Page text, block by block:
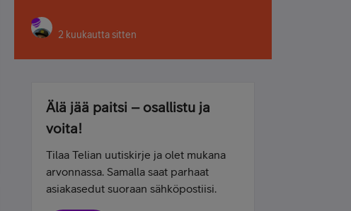
2 kuukautta sitten
Älä jää paitsi – osallistu ja
voita!
Tilaa Telian uutiskirje ja olet mukana
arvonnassa. Samalla saat parhaat
asiakasedut suoraan sähköpostiisi.